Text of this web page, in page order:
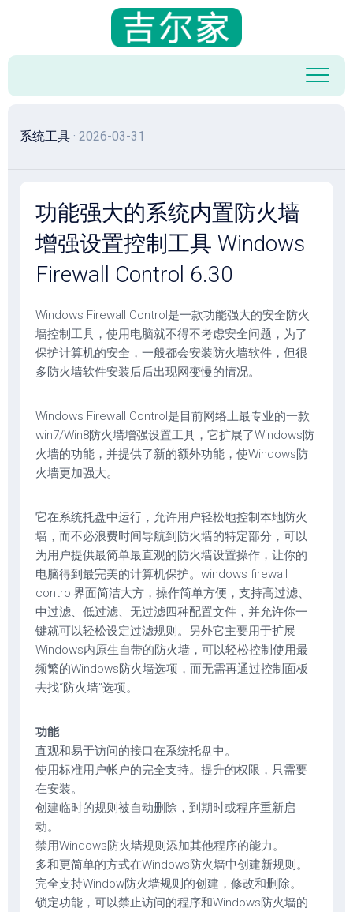
容
系统工具 · 2026-03-31
功能强大的系统内置防火墙
增强设置控制工具 Windows
Firewall Control 6.30
Windows Firewall Control是一款功能强大的安全防火
墙控制工具，使用电脑就不得不考虑安全问题，为了
保护计算机的安全，一般都会安装防火墙软件，但很
多防火墙软件安装后后出现网变慢的情况。
Windows Firewall Control是目前网络上最专业的一款
win7/Win8防火墙增强设置工具，它扩展了Windows防
火墙的功能，并提供了新的额外功能，使Windows防
火墙更加强大。
它在系统托盘中运行，允许用户轻松地控制本地防火
墙，而不必浪费时间导航到防火墙的特定部分，可以
为用户提供最简单最直观的防火墙设置操作，让你的
电脑得到最完美的计算机保护。windows firewall
control界面简洁大方，操作简单方便，支持高过滤、
中过滤、低过滤、无过滤四种配置文件，并允许你一
键就可以轻松设定过滤规则。另外它主要用于扩展
Windows内原生自带的防火墙，可以轻松控制使用最
频繁的Windows防火墙选项，而无需再通过控制面板
去找“防火墙”选项。
功能
直观和易于访问的接口在系统托盘中。
使用标准用户帐户的完全支持。提升的权限，只需要
在安装。
创建临时的规则被自动删除，到期时或程序重新启
动。
禁用Windows防火墙规则添加其他程序的能力。
多和更简单的方式在Windows防火墙中创建新规则。
完全支持Window防火墙规则的创建，修改和删除。
锁定功能，可以禁止访问的程序和Windows防火墙的